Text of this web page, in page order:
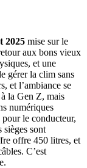
2025 mise sur le
aux bons vieux
et une
gérer la clim sans
et l’ambiance se
la Gen Z, mais
numériques
le conducteur,
sièges sont
offre 450 litres, et
C’est